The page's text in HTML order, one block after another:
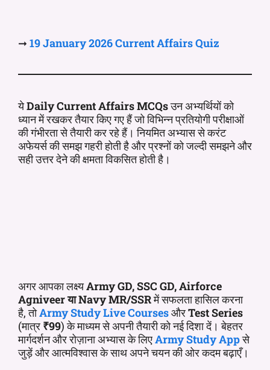
➞ 19 January 2026 CurrentAffairsQuiz
येDaily Current Affairs MCQsउन अभ्यर्थियों को
ध्यान में रखकर तैयार किए गए हैं जो विभिन्न प्रतियोगी परीक्षाओं
की गंभीरता से तैयारी कर रहे हैं। नियमित अभ्यास से करंट
अफेयर्स की समझ गहरी होती है और प्रश्नों को जल्दी समझने और
सही उत्तर देने की क्षमता विकसित होती है।
अगर आपका लक्ष्यArmy GD, SSC GD, Airforce
Agniveer या Navy MR/SSRमें सफलता हासिल करना
है, तोArmy Study Live CoursesऔरTest Series
(मात्र ₹99) के माध्यम से अपनी तैयारी को नई दिशा दें। बेहतर
मार्गदर्शन और रोज़ाना अभ्यास के लिएArmy Study Appसे
जुड़ें और आत्मविश्वास के साथ अपने चयन की ओर कदम बढ़ाएँ।